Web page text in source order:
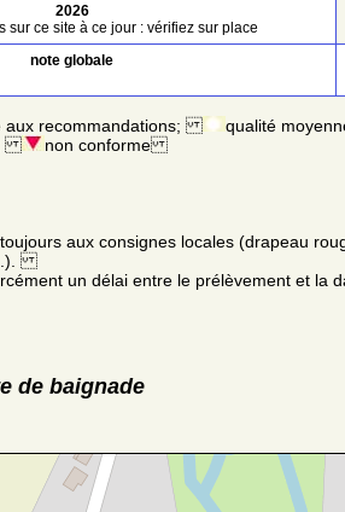
2026
sur ce site à ce jour : vérifiez sur place
note globale
aux recommandations;
qualité
non conforme
aux consignes locales (drapeau
un délai entre le prélèvement et la
de baignade